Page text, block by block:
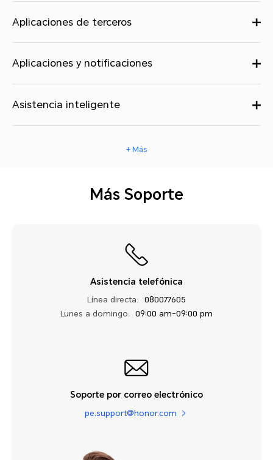
Aplicaciones de terceros
Aplicaciones y notificaciones
Asistencia inteligente
+ Más
Más Soporte
Asistencia telefónica
Línea directa:
080077605
Lunes a domingo:
09:00 am-09:00 pm
Soporte por correo electrónico
pe.support@honor.com